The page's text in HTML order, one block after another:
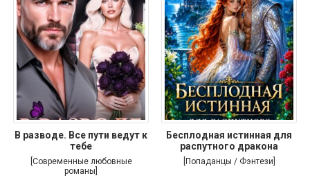
В разводе. Все пути ведут к
тебе
[Современные любовные
романы]
Бесплодная истинная для
распутного дракона
[Попаданцы / Фэнтези]